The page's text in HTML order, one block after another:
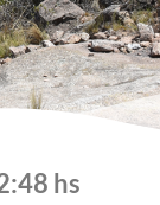
hs